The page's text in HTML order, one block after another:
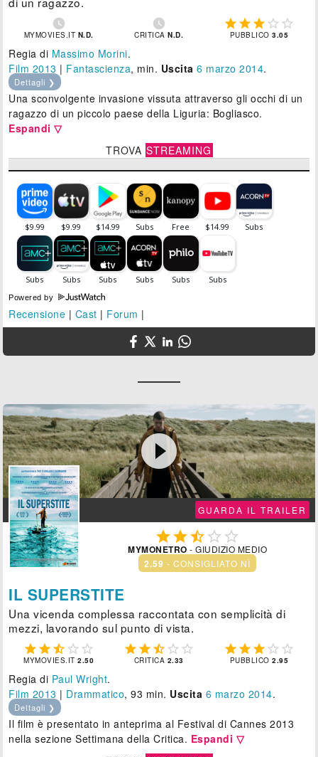

MYMOVIES.IT N.D.

CRITICAN.D.
    
PUBBLICO3.05
Regia di Massimo Morini.
Film 2013 | Fantascienza, min. Uscita 6 marzo 2014.
Dettagli ❯
Una sconvolgente invasione vissuta attraverso gli occhi di un
ragazzo di un piccolo paese della Liguria: Bogliasco.
Espandi ▽
TROVA STREAMING
Powered by
Recensione | Cast | Forum |

GUARDA IL TRAILER
  
MYMONETRO - GIUDIZIO MEDIO
2.59 - CONSIGLIATO NÌ
IL SUPERSTITE
Una vicenda complessa raccontata con semplicità di
mezzi, lavorando sul punto di vista.
    
MYMOVIES.IT2.50
    
CRITICA 2.33
    
PUBBLICO2.95
Regia di Paul Wright.
Film 2013 | Drammatico, 93 min. Uscita 6 marzo 2014.
Dettagli ❯
Il film è presentato in anteprima al Festival di Cannes 2013
nella sezione Settimana della Critica. Espandi ▽